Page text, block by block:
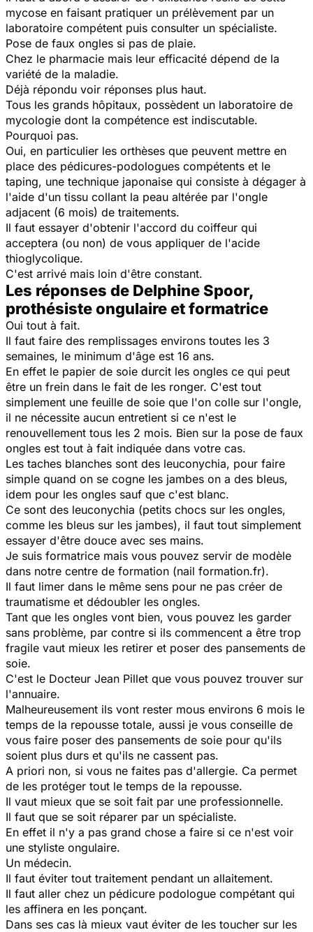
mycose en faisant pratiquer un prélèvement par un
laboratoire compétent puis consulter un spécialiste.
Pose de faux ongles si pas de plaie.
Chez le pharmacie mais leur efficacité dépend de la
variété de la maladie.
Déjà répondu voir réponses plus haut.
Tous les grands hôpitaux, possèdent un laboratoire de
mycologie dont la compétence est indiscutable.
Pourquoi pas.
Oui, en particulier les orthèses que peuvent mettre en
place des pédicures-podologues compétents et le
taping, une technique japonaise qui consiste à dégager à
l'aide d'un tissu collant la peau altérée par l'ongle
adjacent (6 mois) de traitements.
Il faut essayer d'obtenir l'accord du coiffeur qui
acceptera (ou non) de vous appliquer de l'acide
thioglycolique.
C'est arrivé mais loin d'être constant.
Les réponses de Delphine Spoor,
prothésiste ongulaire et formatrice
Oui tout à fait.
Il faut faire des remplissages environs toutes les 3
semaines, le minimum d'âge est 16 ans.
En effet le papier de soie durcit les ongles ce qui peut
être un frein dans le fait de les ronger. C'est tout
simplement une feuille de soie que l'on colle sur l'ongle,
il ne nécessite aucun entretient si ce n'est le
renouvellement tous les 2 mois. Bien sur la pose de faux
ongles est tout à fait indiquée dans votre cas.
Les taches blanches sont des leuconychia, pour faire
simple quand on se cogne les jambes on a des bleus,
idem pour les ongles sauf que c'est blanc.
Ce sont des leuconychia (petits chocs sur les ongles,
comme les bleus sur les jambes), il faut tout simplement
essayer d'être douce avec ses mains.
Je suis formatrice mais vous pouvez servir de modèle
dans notre centre de formation (nail formation.fr).
Il faut limer dans le même sens pour ne pas créer de
traumatisme et dédoubler les ongles.
Tant que les ongles vont bien, vous pouvez les garder
sans problème, par contre si ils commencent a être trop
fragile vaut mieux les retirer et poser des pansements de
soie.
C'est le Docteur Jean Pillet que vous pouvez trouver sur
l'annuaire.
Malheureusement ils vont rester mous environs 6 mois le
temps de la repousse totale, aussi je vous conseille de
vous faire poser des pansements de soie pour qu'ils
soient plus durs et qu'ils ne cassent pas.
A priori non, si vous ne faites pas d'allergie. Ca permet
de les protéger tout le temps de la repousse.
Il vaut mieux que se soit fait par une professionnelle.
Il faut que se soit réparer par un spécialiste.
En effet il n'y a pas grand chose a faire si ce n'est voir
une styliste ongulaire.
Un médecin.
Il faut éviter tout traitement pendant un allaitement.
Il faut aller chez un pédicure podologue compétant qui
les affinera en les ponçant.
Dans ses cas là mieux vaut éviter de les toucher sur les